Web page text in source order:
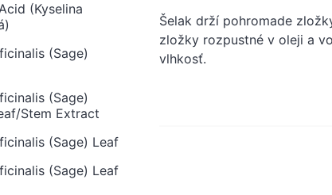
(Kyselina
(Sage)
(Sage)
Stem Extract
(Sage) Leaf
(Sage) Leaf
Šelak drží pohromade
zložky rozpustné v oleji a
vlhkosť.